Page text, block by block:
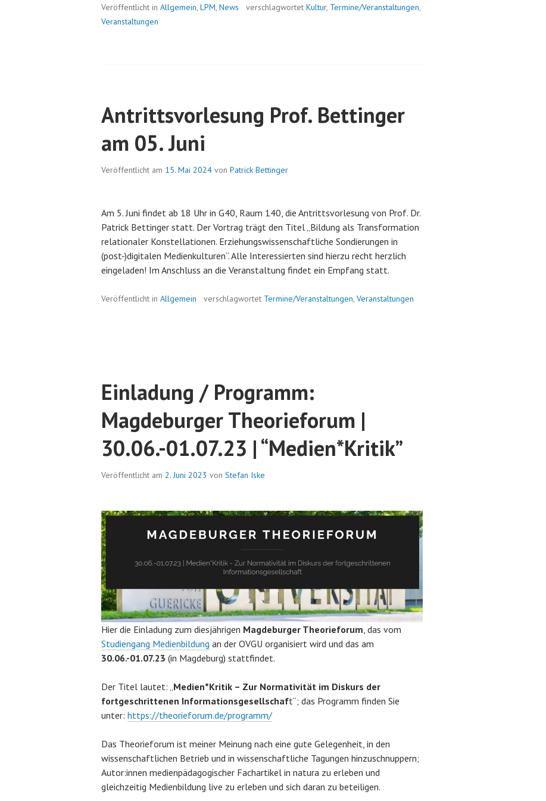
Veröffentlicht in Allgemein, LPM, News verschlagwortet Kultur, Termine/Veranstaltungen,
Veranstaltungen
Antrittsvorlesung Prof. Bettinger
am 05. Juni
Veröffentlicht am 15. Mai 2024 von Patrick Bettinger
Am 5. Juni findet ab 18 Uhr in G40, Raum 140, die Antrittsvorlesung von Prof. Dr.
Patrick Bettinger statt. Der Vortrag trägt den Titel „Bildung als Transformation
relationaler Konstellationen. Erziehungswissenschaftliche Sondierungen in
(post-)digitalen Medienkulturen“. Alle Interessierten sind hierzu recht herzlich
eingeladen! Im Anschluss an die Veranstaltung findet ein Empfang statt.
Veröffentlicht in Allgemein verschlagwortet Termine/Veranstaltungen, Veranstaltungen
Einladung / Programm:
Magdeburger Theorieforum |
30.06.-01.07.23 | “Medien*Kritik”
Veröffentlicht am 2. Juni 2023 von Stefan Iske
Hier die Einladung zum diesjährigen Magdeburger Theorieforum, das vom
Studiengang Medienbildung an der OVGU organisiert wird und das am
30.06.-01.07.23 (in Magdeburg) stattfindet.
Der Titel lautet: „Medien*Kritik – Zur Normativität im Diskurs der
fortgeschrittenen Informationsgesellschaft“; das Programm finden Sie
unter: https://theorieforum.de/programm/
Das Theorieforum ist meiner Meinung nach eine gute Gelegenheit, in den
wissenschaftlichen Betrieb und in wissenschaftliche Tagungen hinzuschnuppern;
Autor:innen medienpädagogischer Fachartikel in natura zu erleben und
gleichzeitig Medienbildung live zu erleben und sich daran zu beteiligen.